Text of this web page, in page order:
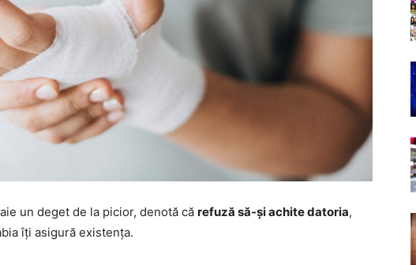
un deget de la picior, denotă că refuză să-și achite datoria,
îți asigură existența.